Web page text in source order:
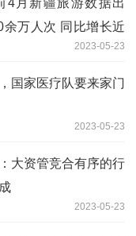
4月新疆旅游数据出
万人次 同比增长近
2023-05-23
国家医疗队要来家门
2023-05-23
大资管竞合有序的行
2023-05-23